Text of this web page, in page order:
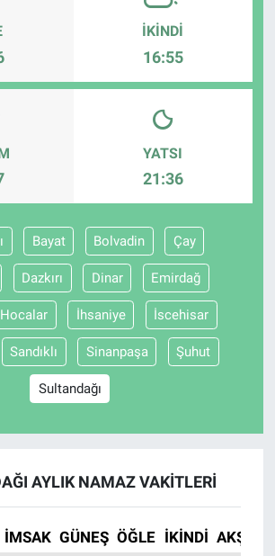
İKINDI
16:55
YATSI
21:36
Bayat Bolvadin Çay
Dazkırı Dinar Emirdağ
Hocalar İhsaniye İscehisar
Sandıklı Sinanpaşa Şuhut
Sultandağı
AYLIK NAMAZ VAKITLERI
İMSAK GÜNEŞ ÖĞLE İKINDI AKŞAM